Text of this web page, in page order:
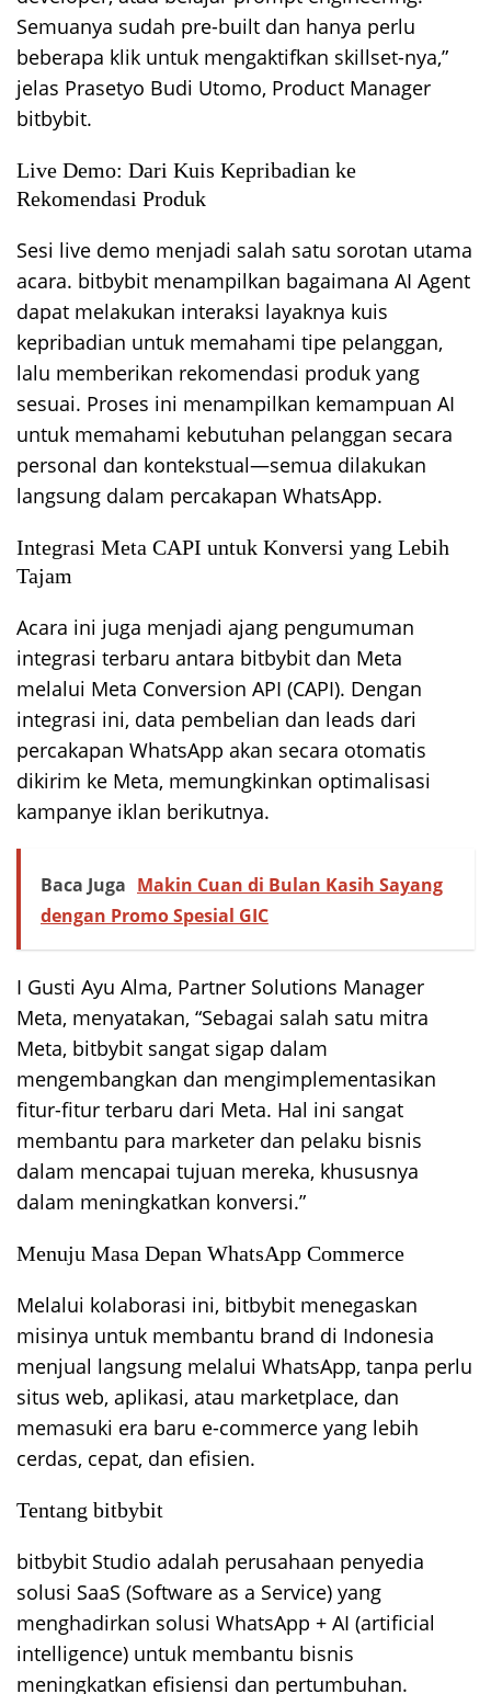
Semuanya sudah pre-built dan hanya perlu
beberapa klik untuk mengaktifkan skillset-nya,”
jelas Prasetyo Budi Utomo, Product Manager
bitbybit.
Live Demo: Dari Kuis Kepribadian ke
Rekomendasi Produk
Sesi live demo menjadi salah satu sorotan utama
acara. bitbybit menampilkan bagaimana AI Agent
dapat melakukan interaksi layaknya kuis
kepribadian untuk memahami tipe pelanggan,
lalu memberikan rekomendasi produk yang
sesuai. Proses ini menampilkan kemampuan AI
untuk memahami kebutuhan pelanggan secara
personal dan kontekstual—semua dilakukan
langsung dalam percakapan WhatsApp.
Integrasi Meta CAPI untuk Konversi yang Lebih
Tajam
Acara ini juga menjadi ajang pengumuman
integrasi terbaru antara bitbybit dan Meta
melalui Meta Conversion API (CAPI). Dengan
integrasi ini, data pembelian dan leads dari
percakapan WhatsApp akan secara otomatis
dikirim ke Meta, memungkinkan optimalisasi
kampanye iklan berikutnya.
Baca Juga Makin Cuan di Bulan Kasih Sayang
dengan Promo Spesial GIC
I Gusti Ayu Alma, Partner Solutions Manager
Meta, menyatakan, “Sebagai salah satu mitra
Meta, bitbybit sangat sigap dalam
mengembangkan dan mengimplementasikan
fitur-fitur terbaru dari Meta. Hal ini sangat
membantu para marketer dan pelaku bisnis
dalam mencapai tujuan mereka, khususnya
dalam meningkatkan konversi.”
Menuju Masa Depan WhatsApp Commerce
Melalui kolaborasi ini, bitbybit menegaskan
misinya untuk membantu brand di Indonesia
menjual langsung melalui WhatsApp, tanpa perlu
situs web, aplikasi, atau marketplace, dan
memasuki era baru e-commerce yang lebih
cerdas, cepat, dan efisien.
Tentang bitbybit
bitbybit Studio adalah perusahaan penyedia
solusi SaaS (Software as a Service) yang
menghadirkan solusi WhatsApp + AI (artificial
intelligence) untuk membantu bisnis
meningkatkan efisiensi dan pertumbuhan.